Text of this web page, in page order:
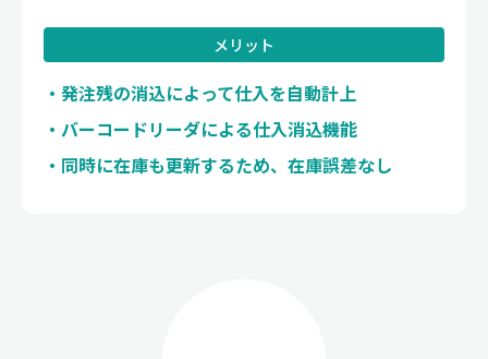
メリット
発注残の消込によって仕入を自動計上
バーコードリーダによる仕入消込機能
同時に在庫も更新するため、在庫誤差なし